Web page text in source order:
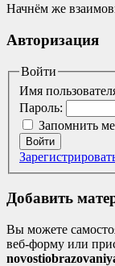
Начнём же
Авторизация
Войти
Имя
Пароль:
Запомнить
Войти
Добавить
Вы можете
веб-форму или